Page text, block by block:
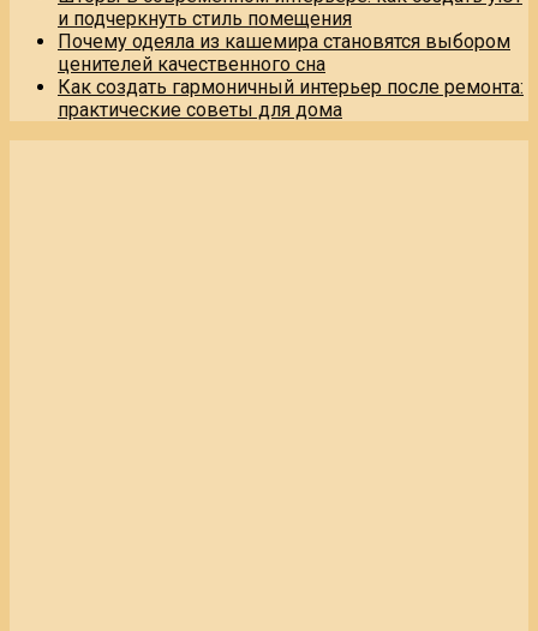
и подчеркнуть стиль помещения
Почему одеяла из кашемира становятся выбором
ценителей качественного сна
Как создать гармоничный интерьер после ремонта:
практические советы для дома